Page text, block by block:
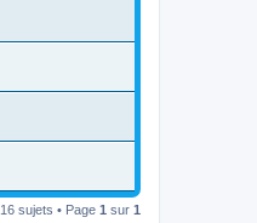
16 sujets • Page 1 sur 1